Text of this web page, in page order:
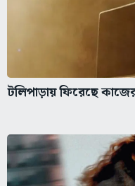
টলিপাড়ায় ফিরেছে